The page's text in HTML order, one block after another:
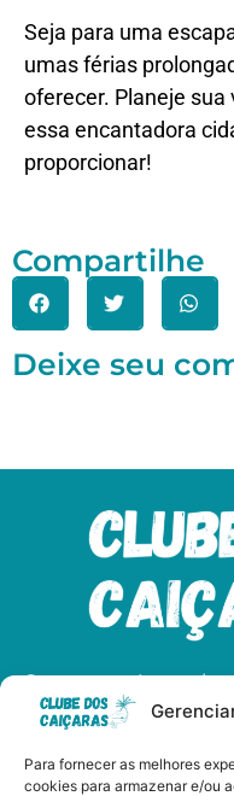
Para fornecer as melhores
cookies para armazenar e/ou
Seja para uma
umas férias
oferecer. Planeje sua
essa encantadora
proporcionar!
Compartilhe
Deixe seu
Somos
dedicados a
nossas praias,